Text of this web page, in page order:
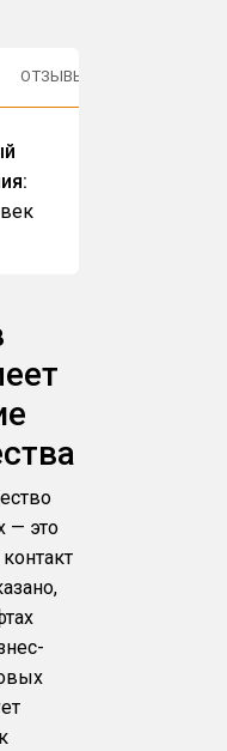
ОТЗЫВЫ
— это